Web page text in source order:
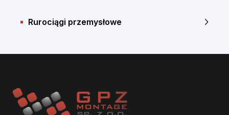
Rurociągi przemysłowe